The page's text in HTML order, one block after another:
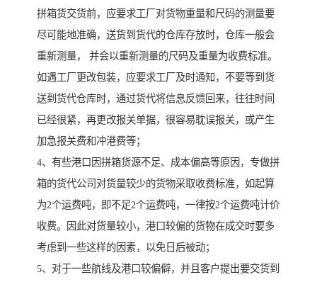
拼箱货交货前，应要求工厂对货物重量和尺码的测量要
尽可能地准确，送货到货代的仓库存放时，仓库一般会
重新测量， 并会以重新测量的尺码及重量为收费标准。
如遇工厂更改包装，应要求工厂及时通知，不要等到货
送到货代仓库时，通过货代将信息反馈回来，往往时间
已经很紧，再更改报关单据，很容易耽误报关，或产生
加急报关费和冲港费等；
4、有些港口因拼箱货源不足、成本偏高等原因，专做拼
箱的货代公司对货量较少的货物采取收费标准，如起算
为2个运费吨，即不足2个运费吨，一律按2个运费吨计价
收费。因此对货量较小，港口较偏的货物在成交时要多
考虑到一些这样的因素，以免日后被动；
5、对于一些航线及港口较偏僻，并且客户提出要交货到